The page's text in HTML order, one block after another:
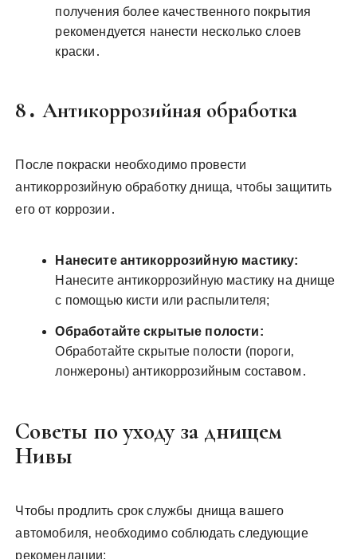
получения более качественного покрытия
рекомендуется нанести несколько слоев
краски․
8․ Антикоррозийная обработка
После покраски необходимо провести
антикоррозийную обработку днища‚ чтобы защитить
его от коррозии․
Нанесите антикоррозийную мастику:
Нанесите антикоррозийную мастику на днище
с помощью кисти или распылителя;
Обработайте скрытые полости:
Обработайте скрытые полости (пороги‚
лонжероны) антикоррозийным составом․
Советы по уходу за днищем
Нивы
Чтобы продлить срок службы днища вашего
автомобиля‚ необходимо соблюдать следующие
рекомендации: